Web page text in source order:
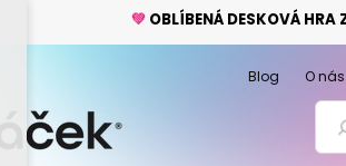
💚 OBLÍBENÁ DESKOVÁ HRA
Blog O nás